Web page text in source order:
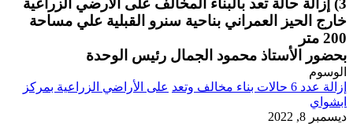
3) إزالة حالة تعد بالبناء المخالف على الأرضي الزراعية
خارج الحيز العمراني بناحية سنرو القبلية علي مساحة
200 متر
بحضور الأستاذ محمود الجمال رئيس الوحدة
الوسوم
إزالة عدد 6 حالات بناء مخالف وتعد
على الأراضي الزراعية بمركز
ابشواي
ديسمبر 8, 2022